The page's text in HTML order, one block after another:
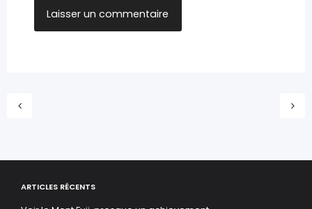
ARTICLES RÉCENTS